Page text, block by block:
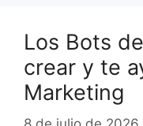
Los Bots
crear y te
Marketing